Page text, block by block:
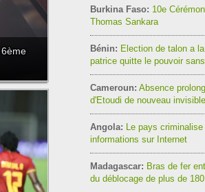
Burkina Faso: 10e
Thomas Sankara
Bénin: Election de talon a
patrice quitte le pouvoir
Cameroun: Absence
d'Etoudi de nouveau invisible
Angola: Le pays
informations sur Internet
Madagascar: Bras de fer
du déblocage de plus de